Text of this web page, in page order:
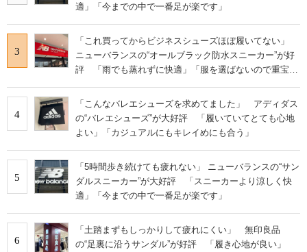
適」「今までの中で一番足が楽です」
3
「これ買ってからビジネスシューズほぼ履いてない」
ニューバランスの“オールブラック防水スニーカー”が好
評 「雨でも蒸れずに快適」「服を選ばないので重宝」
4
「こんなバレエシューズを求めてました」 アディダス
の“バレエシューズ”が大好評 「履いていてとても心地
よい」「カジュアルにもキレイめにも合う」
5
「5時間歩き続けても疲れない」 ニューバランスの“サン
ダルスニーカー”が大好評 「スニーカーより涼しく快
適」「今までの中で一番足が楽です」
6
「土踏まずもしっかりして疲れにくい」 無印良品
の“足裏に沿うサンダル”が好評 「履き心地が良い」